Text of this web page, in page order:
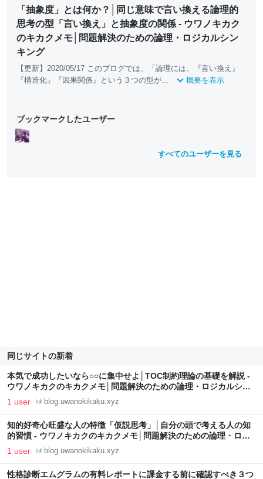
「抽象度」とは何か？│同じ意味で言い換える論理的
思考の型「言い換え」と抽象度の関係 - ウワノキカク
のキカクメモ│問題解決のための論理・ロジカルシン
キング
【更新】2020/05/17 このブログでは、「論理には、『言い換え』
『構造化』『因果関係』という３つの型が...
概要を表示
ブックマークしたユーザー
すべてのユーザーを見る
同じサイトの新着
本気で成功したいなら○○に集中せよ│TOC制約理論の基礎を解説 -
ウワノキカクのキカクメモ│問題解決のための論理・ロジカルシン
キング
1 user blog.uwanokikaku.xyz
知的好奇心旺盛な人の特徴「仮説思考」│自分の頭で考える人の知
的習慣 - ウワノキカクのキカクメモ│問題解決のための論理・ロジ
カルシンキング
1 user blog.uwanokikaku.xyz
性格診断エムグラムの有料レポートに課金する前に確認すべき３つ